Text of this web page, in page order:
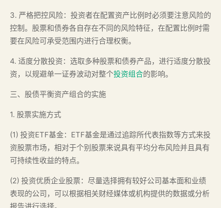
3. 严格把控风险：投资者在配置资产比例时必须要注意风险的
控制。股票和债券各自存在不同的风险特征，在配置比例时需
要在风险可承受范围内进行合理权衡。
4. 适度分散投资：选取多种股票和债券产品，进行适度分散投
资，以规避单一证券波动对整个投资组合的影响。
三、股债平衡资产组合的实施
1. 股票实施方式
(1) 投资ETF基金：ETF基金是通过追踪所代表指数等方式来投
资股票市场，相对于个别股票来说具有平均分布风险并且具有
可持续性收益的特点。
(2) 投资优质企业股票：尽量选择拥有较好公司基本面和业绩
表现的公司，可以根据相关财经媒体或机构提供的数据或分析